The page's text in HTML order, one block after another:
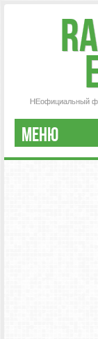
НЕофициальный
МЕНЮ
РЕГИСТРАЦИЯ